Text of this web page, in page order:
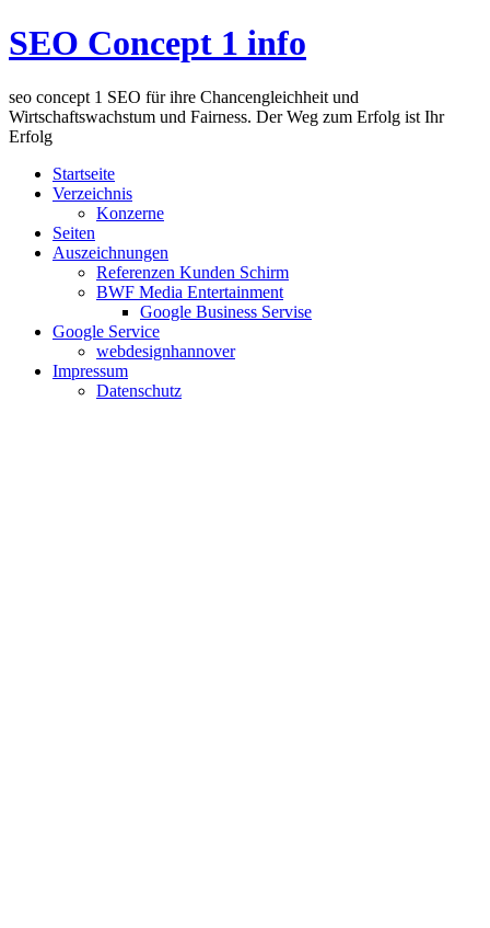
SEO Concept 1 info
seo concept 1 SEO für ihre Chancengleichheit und
Wirtschaftswachstum und Fairness. Der Weg zum Erfolg ist Ihr
Erfolg
Startseite
Verzeichnis
Konzerne
Seiten
Auszeichnungen
Referenzen Kunden Schirm
BWF Media Entertainment
Google Business Servise
Google Service
webdesignhannover
Impressum
Datenschutz